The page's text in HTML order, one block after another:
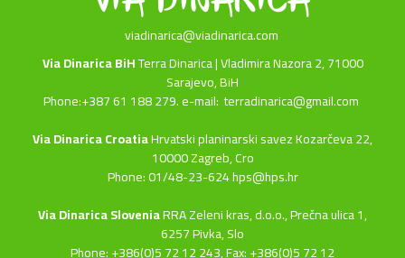
viadinarica@viadinarica.com
Via Dinarica BiHTerra Dinarica | Vladimira Nazora 2, 71000
Sarajevo, BiH
Phone:+387 61 188 279. e-mail:terradinarica@gmail.com
Via Dinarica CroatiaHrvatski planinarski savez Kozarčeva 22,
10000 Zagreb, Cro
Phone: 01/48-23-624 hps@hps.hr
Via Dinarica SloveniaRRA Zeleni kras, d.o.o.,Prečna ulica 1,
6257 Pivka, Slo
Phone: +386(0)5 72 12 243, Fax: +386(0)5 72 12